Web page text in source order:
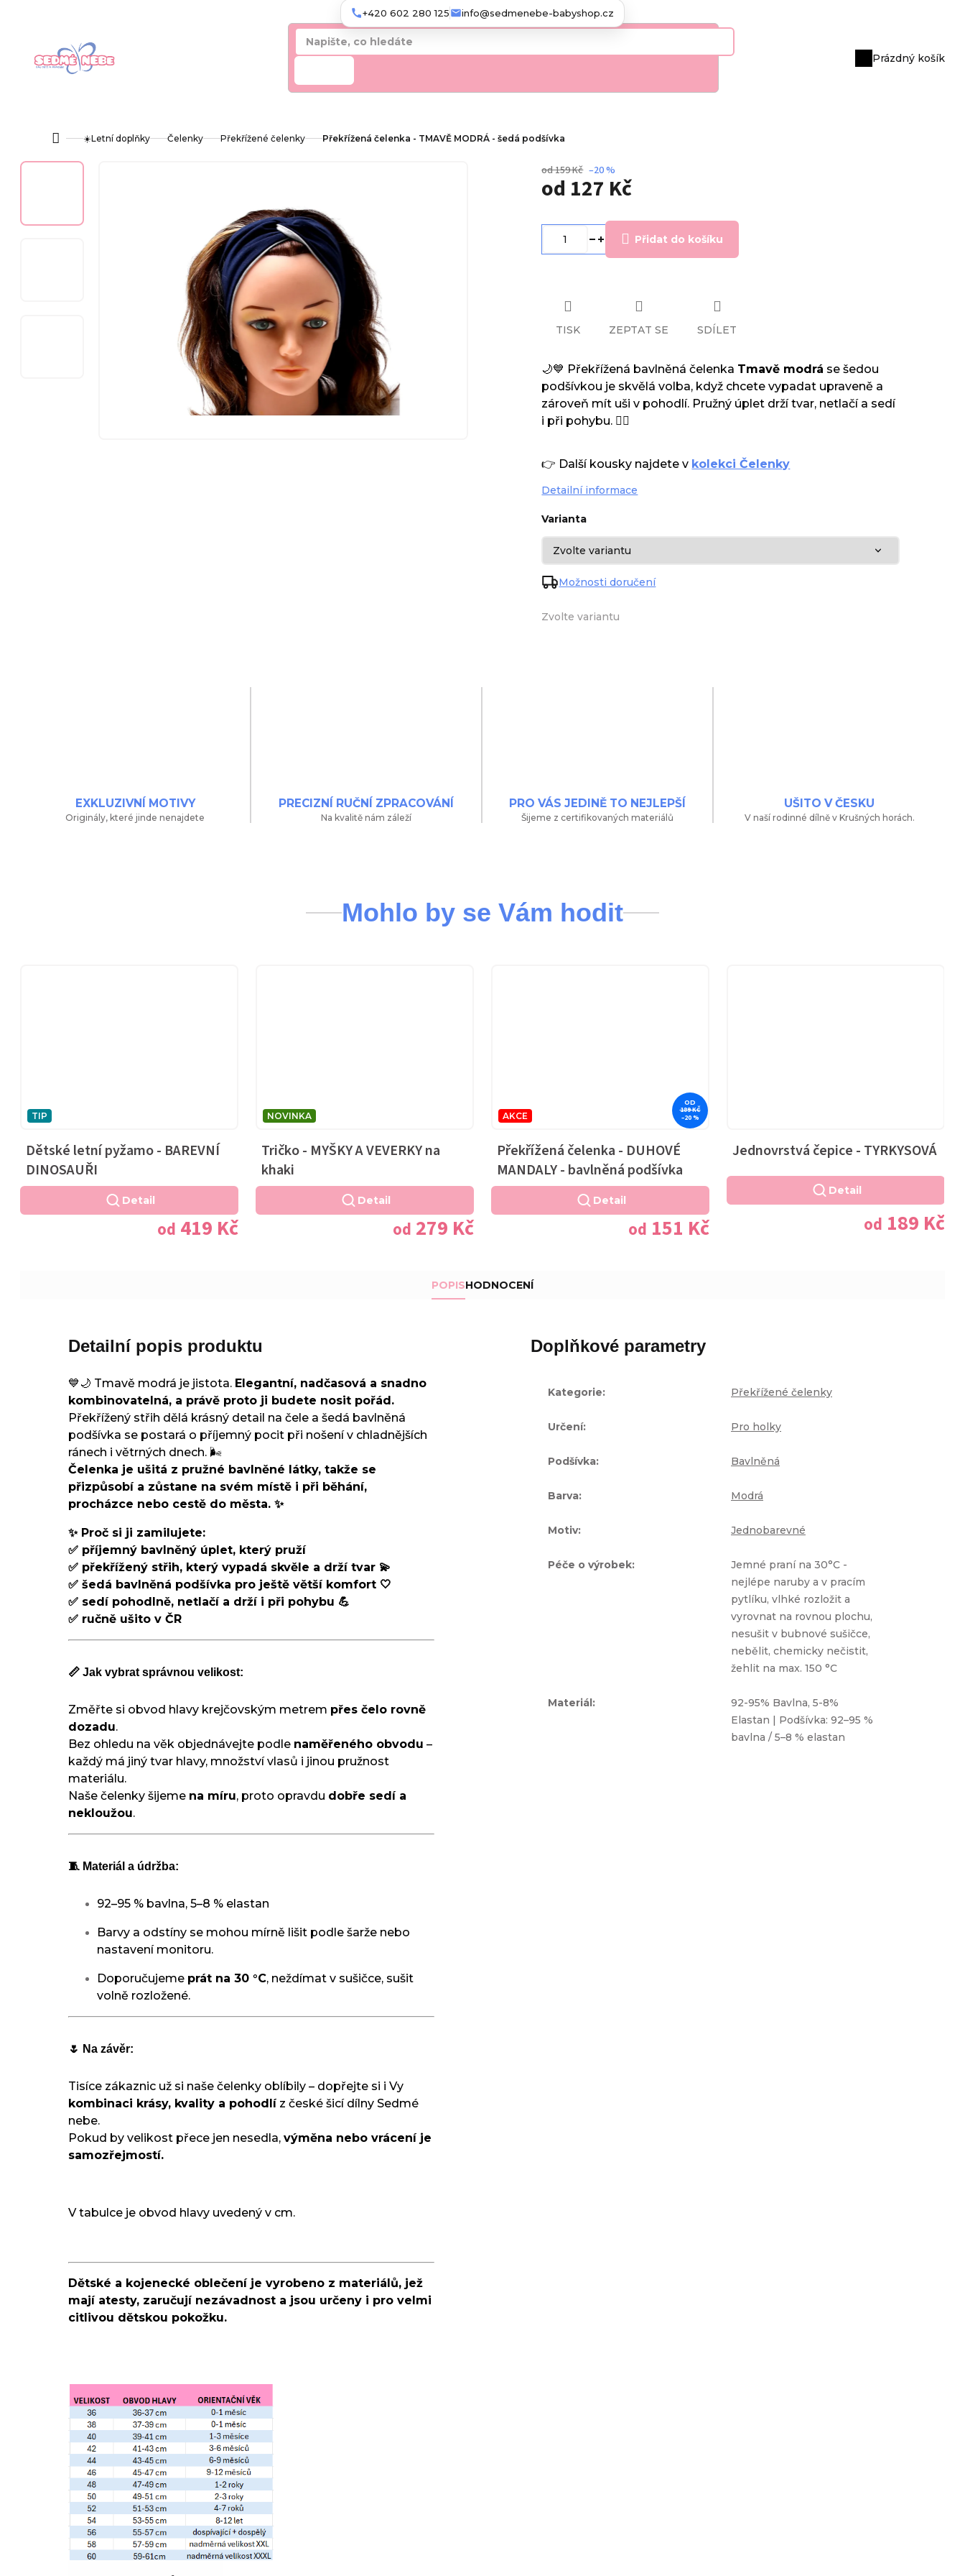
Nákupní
Prázdný košík
Domů☀️Letní doplňky Čelenky Překřížené čelenky Překřížená čelenka - TMAVĚ MODRÁ - šedá podšívka
od 159 Kč –20 %
od 127 Kč
cena:
Zvolte variantu
Varianta
Možnosti doručení
Přidat do košíku
🌙💙 Překřížená bavlněná čelenka Tmavě modrá se šedou
podšívkou je skvělá volba, když chcete vypadat upraveně a
zároveň mít uši v pohodlí. Pružný úplet drží tvar, netlačí a sedí
i při pohybu. 🏃‍♀️
👉 Další kousky najdete v kolekci Čelenky
Detailní informace
TISK ZEPTAT SE SDÍLET
EXKLUZIVNÍ MOTIVY
Originály, které jinde nenajdete
PRECIZNÍ RUČNÍ ZPRACOVÁNÍ
Na kvalitě nám záleží
PRO VÁS JEDINĚ TO NEJLEPŠÍ
Šijeme z certifikovaných materiálů
UŠITO V ČESKU
V naší rodinné dílně v Krušných horách.
Mohlo by se Vám hodit
TIP
Dětské letní pyžamo - BAREVNÍ
DINOSAUŘI
od 419 Kč
Detail
NOVINKA
Tričko - MYŠKY A VEVERKY na
khaki
od 279 Kč
Detail
AKCE
OD
189 KČ
–20 %
Překřížená čelenka - DUHOVÉ
MANDALY - bavlněná podšívka
od 151 Kč
Detail
Jednovrstvá čepice - TYRKYSOVÁ
od 189 Kč
Detail
POPISHODNOCENÍ
Detailní popis produktu
💙🌙 Tmavě modrá je jistota. Elegantní, nadčasová a snadno
kombinovatelná, a právě proto ji budete nosit pořád.
Překřížený střih dělá krásný detail na čele a šedá bavlněná
podšívka se postará o příjemný pocit při nošení v chladnějších
ránech i větrných dnech. 🌬️
Čelenka je ušitá z pružné bavlněné látky, takže se
přizpůsobí a zůstane na svém místě i při běhání,
procházce nebo cestě do města. ✨
✨ Proč si ji zamilujete:
✅ příjemný bavlněný úplet, který pruží
✅ překřížený střih, který vypadá skvěle a drží tvar 💫
✅ šedá bavlněná podšívka pro ještě větší komfort 🤍
✅ sedí pohodlně, netlačí a drží i při pohybu 💪
✅ ručně ušito v ČR
📏 Jak vybrat správnou velikost:
Změřte si obvod hlavy krejčovským metrem přes čelo rovně
dozadu.
Bez ohledu na věk objednávejte podle naměřeného obvodu –
každý má jiný tvar hlavy, množství vlasů i jinou pružnost
materiálu.
Naše čelenky šijeme na míru, proto opravdu dobře sedí a
nekloužou.
🧵 Materiál a údržba:
92–95 % bavlna, 5–8 % elastan
Barvy a odstíny se mohou mírně lišit podle šarže nebo
nastavení monitoru.
Doporučujeme prát na 30 °C, neždímat v sušičce, sušit
volně rozložené.
🌷 Na závěr:
Tisíce zákaznic už si naše čelenky oblíbily – dopřejte si i Vy
kombinaci krásy, kvality a pohodlíz české šicí dílny Sedmé
nebe.
Pokud by velikost přece jen nesedla,výměna nebo vrácení je
samozřejmostí.
V tabulce je obvod hlavy uvedený v cm.
Dětské a kojenecké oblečení je vyrobeno z materiálů, jež
mají atesty, zaručují nezávadnost a jsou určeny i pro velmi
citlivou dětskou pokožku.
Doplňkové parametry
Kategorie: Překřížené čelenky
Určení: Pro holky
Podšívka: Bavlněná
Barva: Modrá
Motiv: Jednobarevné
Péče o výrobek:
Jemné praní na 30°C -
nejlépe naruby a v pracím
pytlíku, vlhké rozložit a
vyrovnat na rovnou plochu,
nesušit v bubnové sušičce,
nebělit, chemicky nečistit,
žehlit na max. 150 °C
Materiál:
92-95% Bavlna, 5-8%
Elastan | Podšívka: 92–95 %
bavlna / 5–8 % elastan
+420 602 280 125 info@sedmenebe-babyshop.cz